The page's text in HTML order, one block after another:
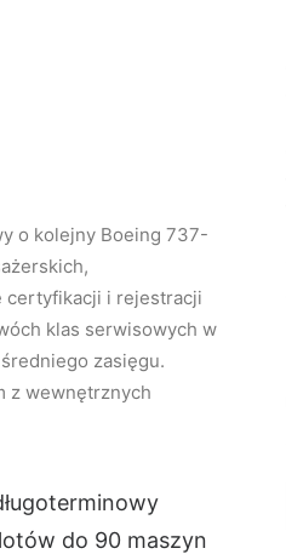
o kolejny Boeing 737-
certyfikacji i rejestracji
klas serwisowych w
zasięgu.
z wewnętrznych
do 90 maszyn